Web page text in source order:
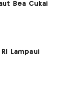
Bea Cukai
Lampaui